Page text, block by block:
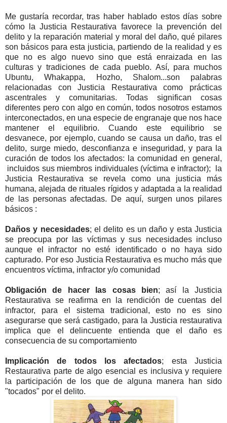
Me gustaría recordar, tras haber hablado estos días sobre
cómo la Justicia Restaurativa favorece la prevención del
delito y la reparación material y moral del daño, qué pilares
son básicos para esta justicia, partiendo de la realidad y es
que no es algo nuevo sino que está enraizada en las
culturas y tradiciones de cada pueblo. Así, para muchos
Ubuntu, Whakappa, Hozho, Shalom...son palabras
relacionadas con Justicia Restaurativa como prácticas
ascentrales y comunitarias. Todas significan cosas
diferentes pero con algo en común, todos nosotros estamos
interconectados, en una especie de engranaje que nos hace
mantener el equilibrio. Cuando este equilibrio se
desvanece, por ejemplo, cuando se causa un daño, tras el
delito, surge miedo, desconfianza e inseguridad, y para la
curación de todos los afectados: la comunidad en general,
incluidos sus miembros individuales (víctima e infractor); la
Justicia Restaurativa se revela como una justicia más
humana, alejada de rituales rígidos y adaptada a la realidad
de las personas afectadas. De aquí, surgen unos pilares
básicos :
Daños y necesidades; el delito es un daño y esta Justicia
se preocupa por las víctimas y sus necesidades incluso
aunque el infractor no esté identificado o no haya sido
capturado. Por eso Justicia Restaurativa es mucho más que
encuentros víctima, infractor y/o comunidad
Obligación de hacer las cosas bien; así la Justicia
Restaurativa se reafirma en la rendición de cuentas del
infractor, para el sistema tradicional, esto no es sino
asegurarse que será castigado, para la Justicia restaurativa
implica que el delincuente entienda que el daño es
consecuencia de su comportamiento
Implicación de todos los afectados; esta Justicia
Restaurativa parte de algo esencial es inclusiva y requiere
la participación de los que de alguna manera han sido
"tocados" por el delito.